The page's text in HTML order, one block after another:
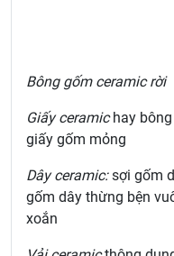
Bông gốm ceramic rời
Giấy ceramichay bông
giấy gốm mỏng
Dây ceramic:sợi gốm
gốm dây thừng bện
xoắn